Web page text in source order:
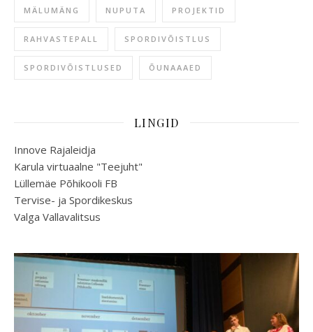
MÄLUMÄNG NUPUTA PROJEKTID
RAHVASTEPALL SPORDIVÕISTLUS
SPORDIVÕISTLUSED ÕUNAAAED
LINGID
Innove Rajaleidja
Karula virtuaalne "Teejuht"
Lüllemäe Põhikooli FB
Tervise- ja Spordikeskus
Valga Vallavalitsus